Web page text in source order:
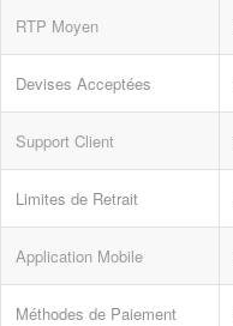
RTP Moyen
Devises Acceptées
Support Client
Limites de Retrait
Application Mobile
Méthodes de Paiement